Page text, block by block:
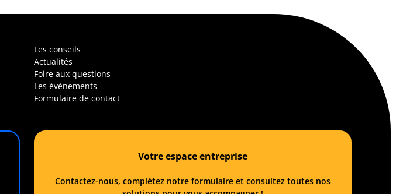
Les conseils
Actualités
Foire aux questions
Les événements
Formulaire de contact
Votre espace entreprise
Contactez-nous, complétez notre formulaire et consultez toutes nos